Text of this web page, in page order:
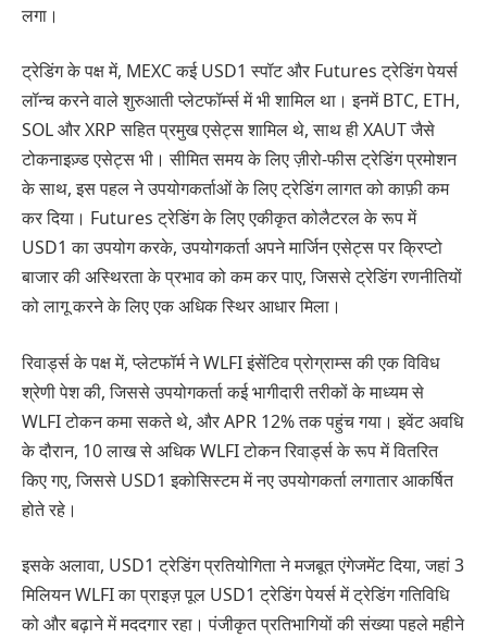
लगा।
ट्रेडिंग के पक्ष में, MEXC कई USD1 स्पॉट और Futures ट्रेडिंग पेयर्स
लॉन्च करने वाले शुरुआती प्लेटफॉर्म्स में भी शामिल था। इनमें BTC, ETH,
SOL और XRP सहित प्रमुख एसेट्स शामिल थे, साथ ही XAUT जैसे
टोकनाइज़्ड एसेट्स भी। सीमित समय के लिए ज़ीरो-फीस ट्रेडिंग प्रमोशन
के साथ, इस पहल ने उपयोगकर्ताओं के लिए ट्रेडिंग लागत को काफ़ी कम
कर दिया। Futures ट्रेडिंग के लिए एकीकृत कोलैटरल के रूप में
USD1 का उपयोग करके, उपयोगकर्ता अपने मार्जिन एसेट्स पर क्रिप्टो
बाजार की अस्थिरता के प्रभाव को कम कर पाए, जिससे ट्रेडिंग रणनीतियों
को लागू करने के लिए एक अधिक स्थिर आधार मिला।
रिवार्ड्स के पक्ष में, प्लेटफॉर्म ने WLFI इंसेंटिव प्रोग्राम्स की एक विविध
श्रेणी पेश की, जिससे उपयोगकर्ता कई भागीदारी तरीकों के माध्यम से
WLFI टोकन कमा सकते थे, और APR 12% तक पहुंच गया। इवेंट अवधि
के दौरान, 10 लाख से अधिक WLFI टोकन रिवार्ड्स के रूप में वितरित
किए गए, जिससे USD1 इकोसिस्टम में नए उपयोगकर्ता लगातार आकर्षित
होते रहे।
इसके अलावा, USD1 ट्रेडिंग प्रतियोगिता ने मजबूत एंगेजमेंट दिया, जहां 3
मिलियन WLFI का प्राइज़ पूल USD1 ट्रेडिंग पेयर्स में ट्रेडिंग गतिविधि
को और बढ़ाने में मददगार रहा। पंजीकृत प्रतिभागियों की संख्या पहले महीने